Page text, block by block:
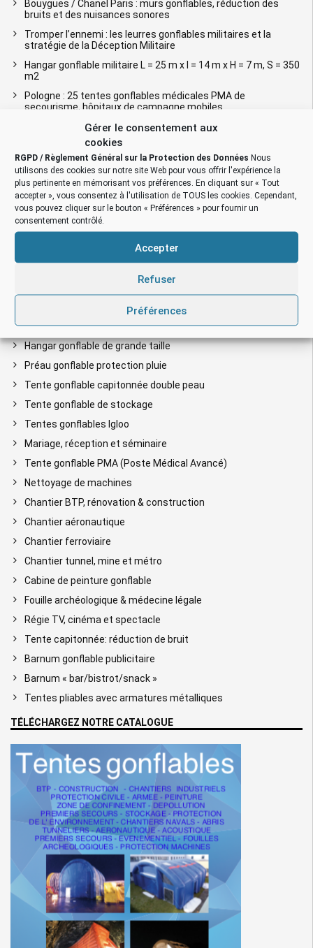
Gérer le consentement aux
cookies
RGPD / Règlement Général sur la Protection des Données Nous
utilisons des cookies sur notre site Web pour vous offrir l'expérience la
plus pertinente en mémorisant vos préférences. En cliquant sur « Tout
accepter », vous consentez à l'utilisation de TOUS les cookies. Cependant,
vous pouvez cliquer sur le bouton « Préférences » pour fournir un
consentement contrôlé.
Accepter
Refuser
Préférences
Bouygues / Chanel Paris : murs gonflables, réduction des
bruits et des nuisances sonores
Tromper l’ennemi : les leurres gonflables militaires et la
stratégie de la Déception Militaire
Hangar gonflable militaire L = 25 m x l = 14 m x H = 7 m, S = 350
m2
Pologne : 25 tentes gonflables médicales PMA de
secourisme, hôpitaux de campagne mobiles
Chantier de dépollution de site : 2 modules de hangar
gonflable de S = 200 m2, soit S = 400 m2
TENTES INDUSTRIELLES GONFLABLES
Tentes, abris & hangars gonflables
Plan du site / sitemap
Maintenance, SAV & Réparation
Tente industrielle gonflable
Hangar gonflable de grande taille
Préau gonflable protection pluie
Tente gonflable capitonnée double peau
Tente gonflable de stockage
Tentes gonflables Igloo
Mariage, réception et séminaire
Tente gonflable PMA (Poste Médical Avancé)
Nettoyage de machines
Chantier BTP, rénovation & construction
Chantier aéronautique
Chantier ferroviaire
Chantier tunnel, mine et métro
Cabine de peinture gonflable
Fouille archéologique & médecine légale
Régie TV, cinéma et spectacle
Tente capitonnée: réduction de bruit
Barnum gonflable publicitaire
Barnum « bar/bistrot/snack »
Tentes pliables avec armatures métalliques
TÉLÉCHARGEZ NOTRE CATALOGUE